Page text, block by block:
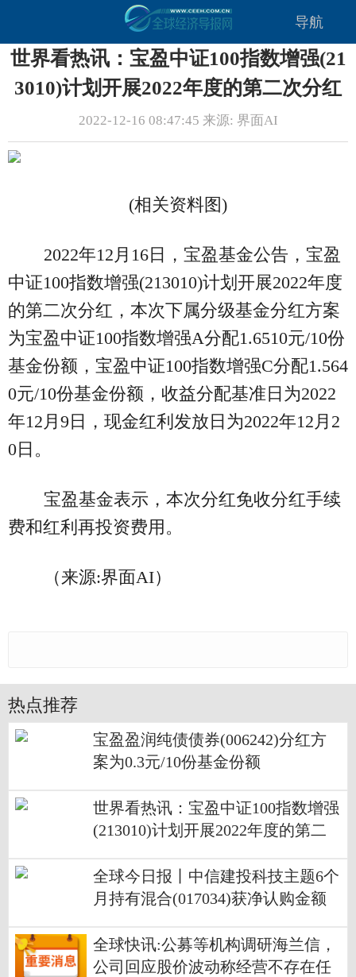
导航
世界看热讯：宝盈中证100指数增强(21
3010)计划开展2022年度的第二次分红
2022-12-16 08:47:45 来源: 界面AI
(相关资料图)
2022年12月16日，宝盈基金公告，宝盈
中证100指数增强(213010)计划开展2022年度
的第二次分红，本次下属分级基金分红方案
为宝盈中证100指数增强A分配1.6510元/10份
基金份额，宝盈中证100指数增强C分配1.564
0元/10份基金份额，收益分配基准日为2022
年12月9日，现金红利发放日为2022年12月2
0日。
宝盈基金表示，本次分红免收分红手续
费和红利再投资费用。
（来源:界面AI）
热点推荐
宝盈盈润纯债债券(006242)分红方
案为0.3元/10份基金份额
世界看热讯：宝盈中证100指数增强
(213010)计划开展2022年度的第二
全球今日报丨中信建投科技主题6个
月持有混合(017034)获净认购金额
全球快讯:公募等机构调研海兰信，
公司回应股价波动称经营不存在任